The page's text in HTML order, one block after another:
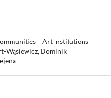
– Art Institutions –
Wąsiewicz, Dominik